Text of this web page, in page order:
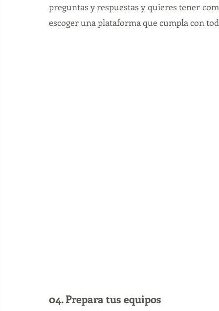
preguntas y respuestas y quieres tener
escoger una plataforma que cumpla con
04. Prepara tus equipos